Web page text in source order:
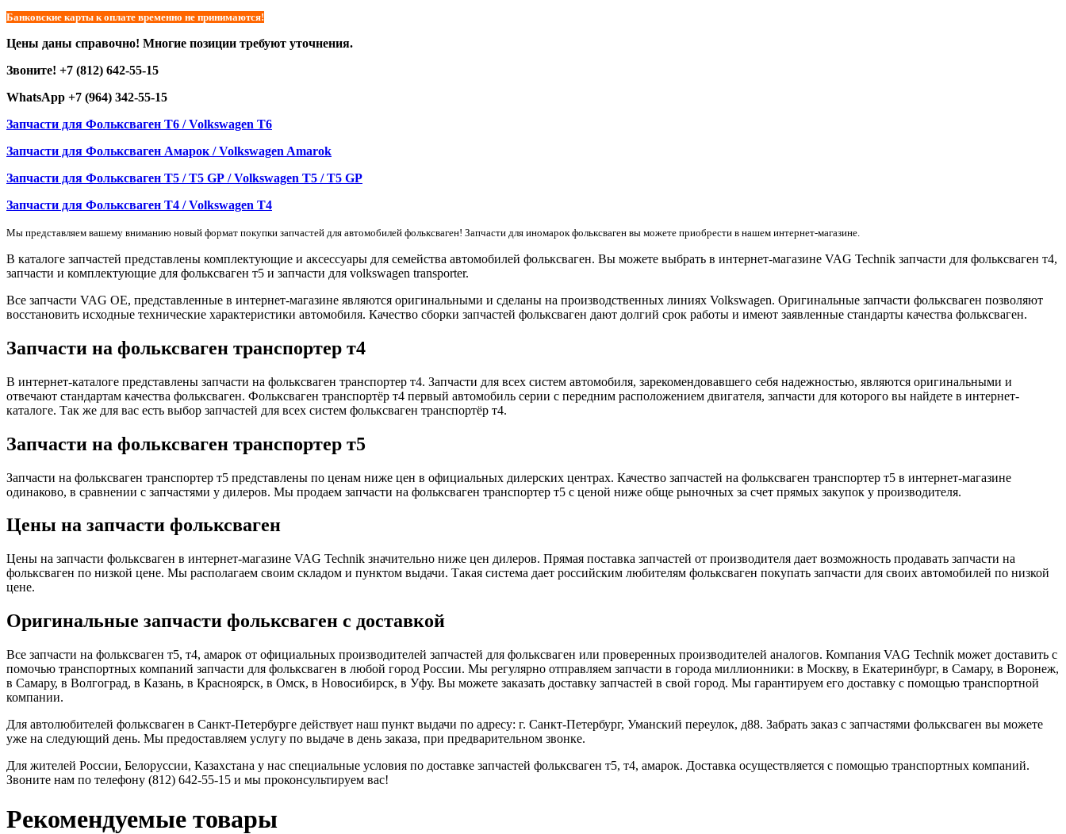
Банковские карты к оплате временно не принимаются!
Цены даны справочно! Многие позиции требуют уточнения.
Звоните! +7 (812) 642-55-15
WhatsApp +7 (964) 342-55-15
Запчасти для Фольксваген Т6 / Volkswagen T6
Запчасти для Фольксваген Амарок / Volkswagen Amarok
Запчасти для Фольксваген Т5 / T5 GP / Volkswagen T5 / T5 GP
Запчасти для Фольксваген Т4 / Volkswagen T4
Мы представляем вашему вниманию новый формат покупки запчастей для автомобилей фольксваген! Запчасти для иномарок фольксваген вы можете приобрести в нашем интернет-магазине.
В каталоге запчастей представлены комплектующие и аксессуары для семейства автомобилей фольксваген. Вы можете выбрать в интернет-магазине VAG Technik запчасти для фольксваген т4,
запчасти и комплектующие для фольксваген т5 и запчасти для volkswagen transporter.
Все запчасти VAG OE, представленные в интернет-магазине являются оригинальными и сделаны на производственных линиях Volkswagen. Оригинальные запчасти фольксваген позволяют
восстановить исходные технические характеристики автомобиля. Качество сборки запчастей фольксваген дают долгий срок работы и имеют заявленные стандарты качества фольксваген.
Запчасти на фольксваген транспортер т4
В интернет-каталоге представлены запчасти на фольксваген транспортер т4. Запчасти для всех систем автомобиля, зарекомендовавшего себя надежностью, являются оригинальными и
отвечают стандартам качества фольксваген. Фольксваген транспортёр т4 первый автомобиль серии с передним расположением двигателя, запчасти для которого вы найдете в интернет-
каталоге. Так же для вас есть выбор запчастей для всех систем фольксваген транспортёр т4.
Запчасти на фольксваген транспортер т5
Запчасти на фольксваген транспортер т5 представлены по ценам ниже цен в официальных дилерских центрах. Качество запчастей на фольксваген транспортер т5 в интернет-магазине
одинаково, в сравнении с запчастями у дилеров. Мы продаем запчасти на фольксваген транспортер т5 с ценой ниже обще рыночных за счет прямых закупок у производителя.
Цены на запчасти фольксваген
Цены на запчасти фольксваген в интернет-магазине VAG Technik значительно ниже цен дилеров. Прямая поставка запчастей от производителя дает возможность продавать запчасти на
фольксваген по низкой цене. Мы располагаем своим складом и пунктом выдачи. Такая система дает российским любителям фольксваген покупать запчасти для своих автомобилей по низкой
цене.
Оригинальные запчасти фольксваген с доставкой
Все запчасти на фольксваген т5, т4, амарок от официальных производителей запчастей для фольксваген или проверенных производителей аналогов. Компания VAG Technik может доставить с
помочью транспортных компаний запчасти для фольксваген в любой город России. Мы регулярно отправляем запчасти в города миллионники: в Москву, в Екатеринбург, в Самару, в Воронеж,
в Самару, в Волгоград, в Казань, в Красноярск, в Омск, в Новосибирск, в Уфу. Вы можете заказать доставку запчастей в свой город. Мы гарантируем его доставку с помощью транспортной
компании.
Для автолюбителей фольксваген в Санкт-Петербурге действует наш пункт выдачи по адресу: г. Санкт-Петербург, Уманский переулок, д88. Забрать заказ с запчастями фольксваген вы можете
уже на следующий день. Мы предоставляем услугу по выдаче в день заказа, при предварительном звонке.
Для жителей России, Белоруссии, Казахстана у нас специальные условия по доставке запчастей фольксваген т5, т4, амарок. Доставка осуществляется с помощью транспортных компаний.
Звоните нам по телефону (812) 642-55-15 и мы проконсультируем вас!
Рекомендуемые товары